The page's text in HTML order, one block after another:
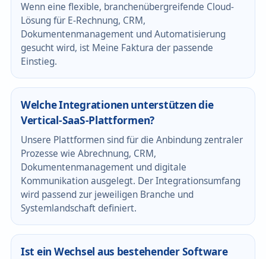
Wenn eine flexible, branchenübergreifende Cloud-
Lösung für E-Rechnung, CRM,
Dokumentenmanagement und Automatisierung
gesucht wird, ist Meine Faktura der passende
Einstieg.
Welche Integrationen unterstützen die
Vertical-SaaS-Plattformen?
Unsere Plattformen sind für die Anbindung zentraler
Prozesse wie Abrechnung, CRM,
Dokumentenmanagement und digitale
Kommunikation ausgelegt. Der Integrationsumfang
wird passend zur jeweiligen Branche und
Systemlandschaft definiert.
Ist ein Wechsel aus bestehender Software